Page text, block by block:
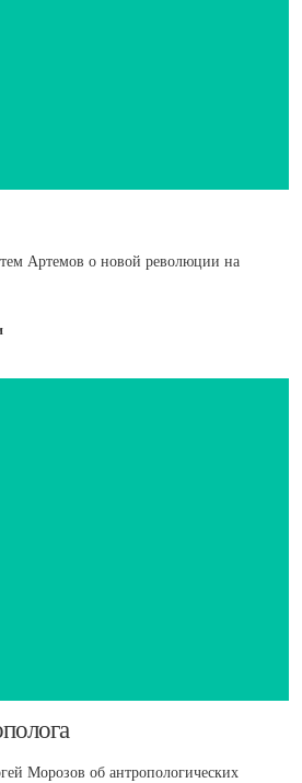
Артемов о новой революции на
Морозов об антропологических